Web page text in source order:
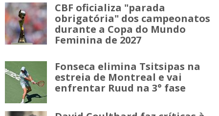
CBF oficializa "parada
obrigatória" dos campeonatos
durante a Copa do Mundo
Feminina de 2027
Fonseca elimina Tsitsipas na
estreia de Montreal e vai
enfrentar Ruud na 3° fase